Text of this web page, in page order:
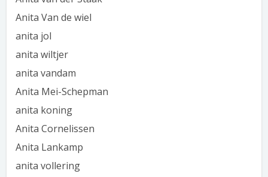
Anita Van de wiel
anita jol
anita wiltjer
anita vandam
Anita Mei-Schepman
anita koning
Anita Cornelissen
Anita Lankamp
anita vollering